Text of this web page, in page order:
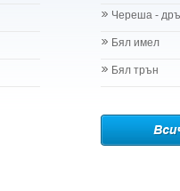
Череша -
Бял имел
Бял трън